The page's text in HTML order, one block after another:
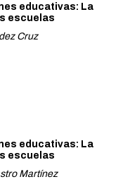
educativas: La
escuelas
Cruz
educativas: La
escuelas
Martínez